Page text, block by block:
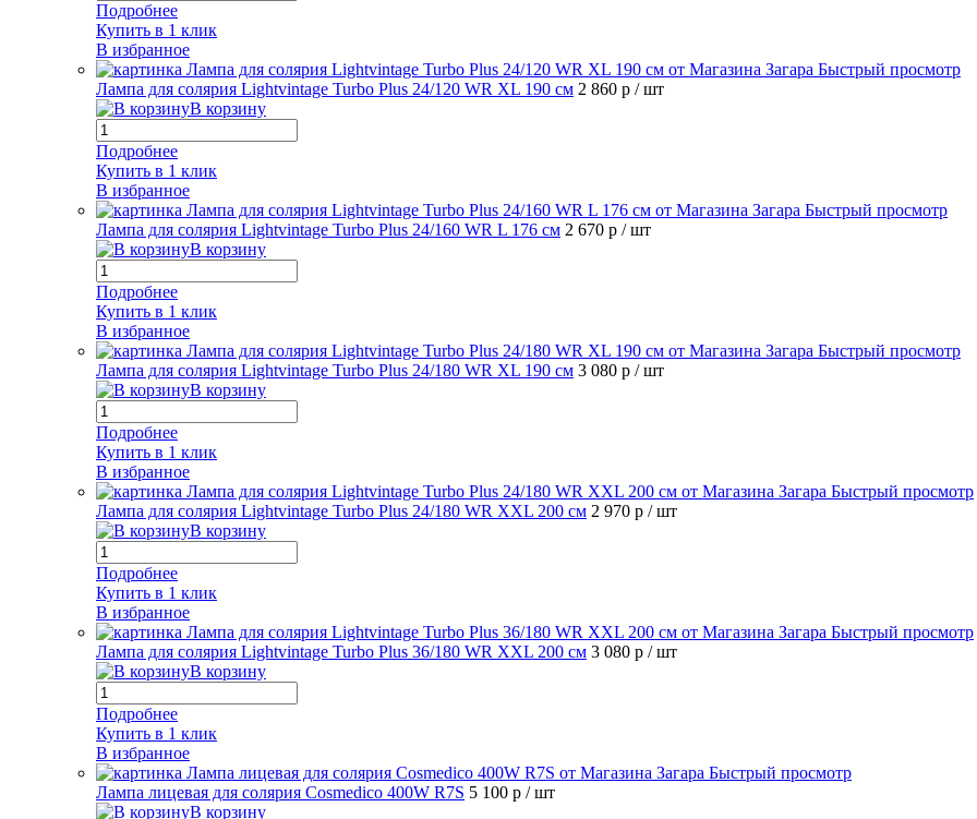
Подробнее
Купить в 1 клик
В избранное
Быстрый просмотр
Лампа для солярия Lightvintage Turbo Plus 24/120 WR XL 190 см 2 860 р / шт
В корзину
Подробнее
Купить в 1 клик
В избранное
Быстрый просмотр
Лампа для солярия Lightvintage Turbo Plus 24/160 WR L 176 см 2 670 р / шт
В корзину
Подробнее
Купить в 1 клик
В избранное
Быстрый просмотр
Лампа для солярия Lightvintage Turbo Plus 24/180 WR XL 190 см 3 080 р / шт
В корзину
Подробнее
Купить в 1 клик
В избранное
Быстрый просмотр
Лампа для солярия Lightvintage Turbo Plus 24/180 WR XXL 200 см 2 970 р / шт
В корзину
Подробнее
Купить в 1 клик
В избранное
Быстрый просмотр
Лампа для солярия Lightvintage Turbo Plus 36/180 WR XXL 200 см 3 080 р / шт
В корзину
Подробнее
Купить в 1 клик
В избранное
Быстрый просмотр
Лампа лицевая для солярия Cosmedico 400W R7S 5 100 р / шт
В корзину